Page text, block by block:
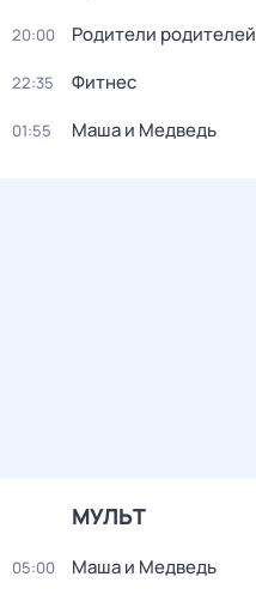
20:00 Родители родителей
22:35 Фитнес
01:55 Маша и Медведь
МУЛЬТ
05:00 Маша и Медведь